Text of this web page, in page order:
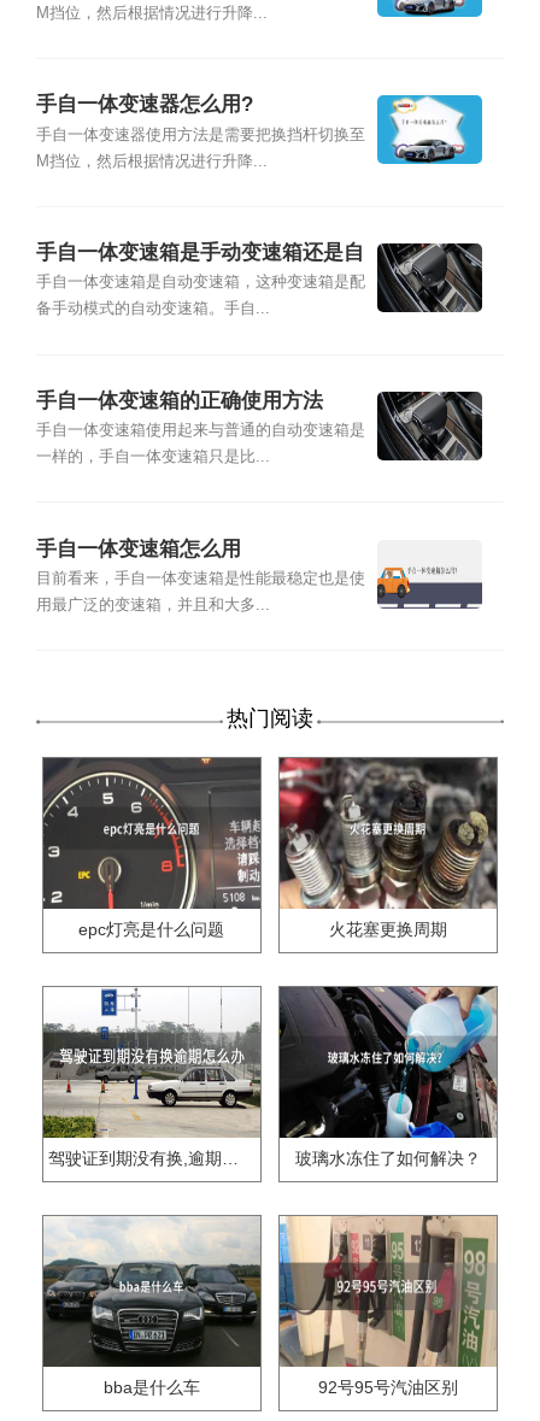
M挡位，然后根据情况进行升降...
手自一体变速器怎么用?
手自一体变速器使用方法是需要把换挡杆切换至
M挡位，然后根据情况进行升降...
手自一体变速箱是手动变速箱还是自
动变速箱
手自一体变速箱是自动变速箱，这种变速箱是配
备手动模式的自动变速箱。手自...
手自一体变速箱的正确使用方法
手自一体变速箱使用起来与普通的自动变速箱是
一样的，手自一体变速箱只是比...
手自一体变速箱怎么用
目前看来，手自一体变速箱是性能最稳定也是使
用最广泛的变速箱，并且和大多...
热门阅读
epc灯亮是什么问题 火花塞更换周期
驾驶证到期没有换,逾期怎么办?? 玻璃水冻住了如何解决？
bba是什么车 92号95号汽油区别